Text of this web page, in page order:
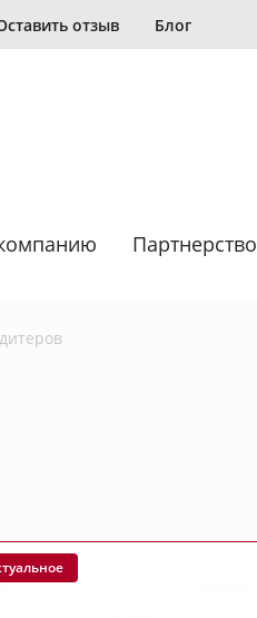
отзыв Блог
Партнерство